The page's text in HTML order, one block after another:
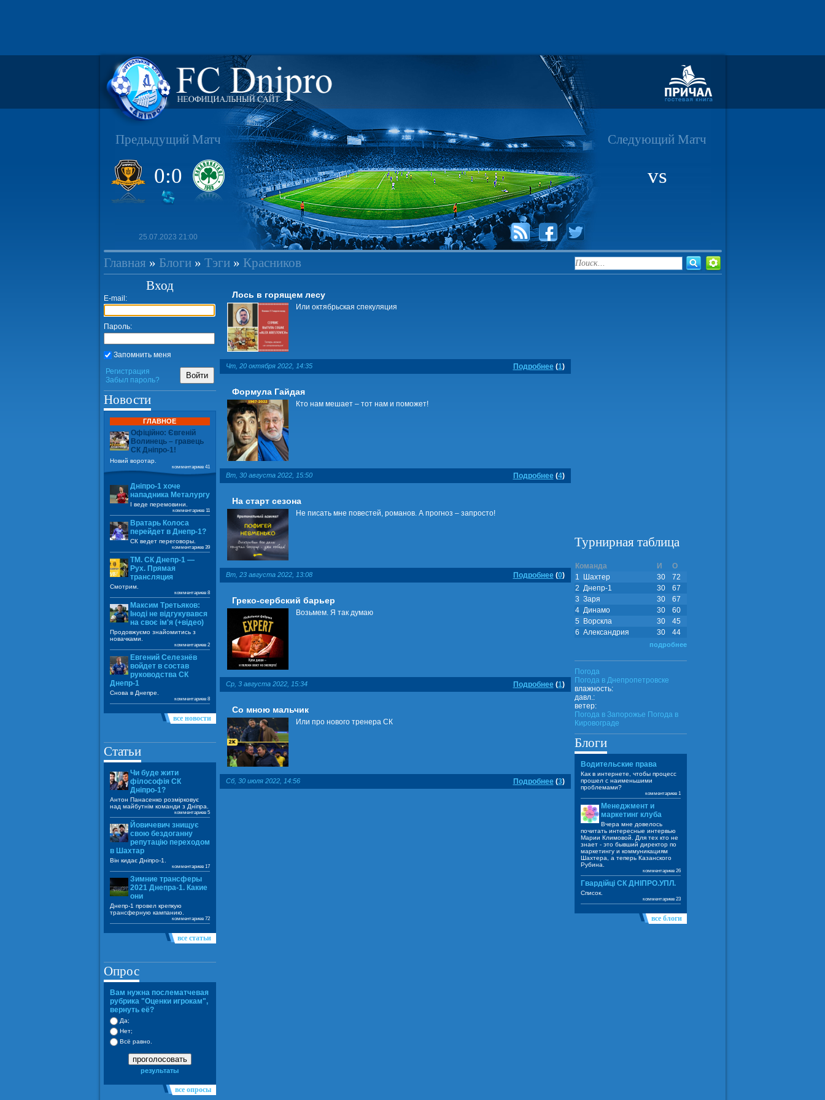
Предыдущий Матч
0:0
25.07.2023 21:00
Следующий Матч
vs
Главная » Блоги» Тэги» Красников
Лось в горящем лесу
Или октябрьская спекуляция
Чт, 20 октября 2022, 14:35 Подробнее(1)
Формула Гайдая
Кто нам мешает – тот нам и поможет!
Вт, 30 августа 2022, 15:50 Подробнее(4)
На старт сезона
Не писать мне повестей, романов. А прогноз – запросто!
Вт, 23 августа 2022, 13:08 Подробнее(0)
Греко-сербский барьер
Возьмем. Я так думаю
Ср, 3 августа 2022, 15:34 Подробнее(1)
Со мною мальчик
Или про нового тренера СК
Сб, 30 июля 2022, 14:56 Подробнее(3)
Вход
E-mail:
Пароль:
Запомнить меня
Регистрация
Забыл пароль?
Войти
Новости
ГЛАВНОЕ
Офіційно: Євгеній
Волинець – гравець
СК Дніпро-1!
Новий воротар.
комментариев 41
Дніпро-1 хоче
нападника Металургу
І веде перемовини.
комментариев 11
Вратарь Колоса
перейдет в Днепр-1?
СК ведет переговоры.
комментариев 39
ТМ. СК Днепр-1 —
Рух. Прямая
трансляция
Смотрим.
комментариев 8
Максим Третьяков:
Іноді не відгукувався
на своє ім'я (+відео)
Продовжуємо знайомитись з
новачками.
комментариев 2
Евгений Селезнёв
войдет в состав
руководства СК
Днепр-1
Снова в Днепре.
комментариев 8
все новости
Статьи
Чи буде жити
філософія СК
Дніпро-1?
Антон Панасенко розмірковує
над майбутнім команди з Дніпра.
комментариев 5
Йовичевич знищує
свою бездоганну
репутацію переходом
в Шахтар
Він кидає Дніпро-1.
комментариев 17
Зимние трансферы
2021 Днепра-1. Какие
они
Днепр-1 провел крепкую
трансферную кампанию.
комментариев 72
все статьи
Опрос
Вам нужна послематчевая
рубрика "Оценки игрокам",
вернуть её?
Да;
Нет;
Всё равно.
проголосовать
результаты
все опросы
Турнирная таблица
Команда И
О
1
Шахтер 30
72
2 Днепр-1 30
67
3 Заря 30
67
4 Динамо 30
60
5
Ворскла 30
45
6 Александрия 30 44
подробнее
Погода
Погода в Днепропетровске
влажность:
давл.:
ветер:
Погода в Запорожье Погода в
Кировограде
Блоги
Водительские права
Как в интернете, чтобы процесс
прошел с наименьшими
проблемами?
комментариев 1
Менеджмент и
маркетинг клуба
Вчера мне довелось
почитать интересные интервью
Марии Климовой. Для тех кто не
знает - это бывший директор по
маркетингу и коммуникациям
Шахтера, а теперь Казанского
Рубина.
комментариев 26
Гвардійці СК ДНІПРО.УПЛ.
Список.
комментариев 23
все блоги